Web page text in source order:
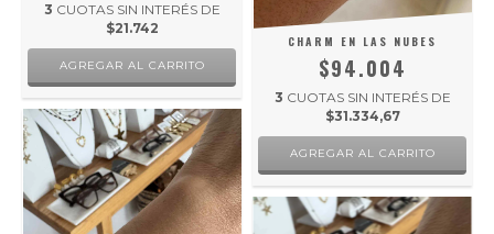
3 CUOTAS SIN INTERÉS DE
$21.742
CHARM EN LAS NUBES
$94.004
3 CUOTAS SIN INTERÉS DE
$31.334,67